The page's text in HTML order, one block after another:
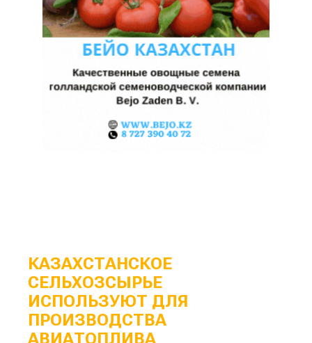
КАЗАХСТАНСКОЕ
СЕЛЬХОЗСЫРЬЕ
ИСПОЛЬЗУЮТ ДЛЯ
ПРОИЗВОДСТВА
АВИАТОПЛИВА